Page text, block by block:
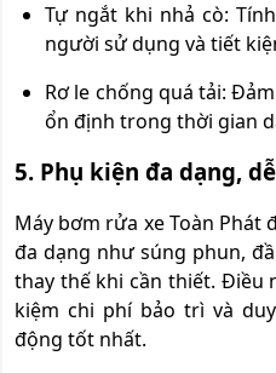
Tự ngắt khi nhả cò:
người sử dụng và tiết
Rơ le chống quá tải:
ổn định trong thời gian
5. Phụ kiện đa dạng,
Máy bơm rửa xe Toàn Phát
đa dạng như súng phun,
thay thế khi cần thiết. Điều
kiệm chi phí bảo trì và
động tốt nhất.